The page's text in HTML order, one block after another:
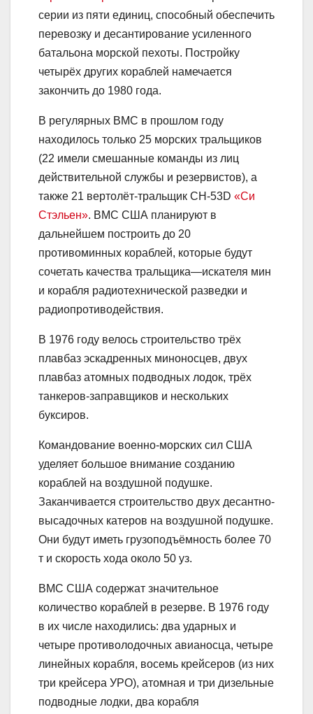
серии из пяти единиц, способный обеспечить
перевозку и десантирование усиленного
батальона морской пехоты. Постройку
четырёх других кораблей намечается
закончить до 1980 года.
В регулярных ВМС в прошлом году
находилось только 25 морских тральщиков
(22 имели смешанные команды из лиц
действительной службы и резервистов), а
также 21 вертолёт-тральщик CH-53D «Си
Стэльен». ВМС США планируют в
дальнейшем построить до 20
противоминных кораблей, которые будут
сочетать качества тральщика—искателя мин
и корабля радиотехнической разведки и
радиопротиводействия.
В 1976 году велось строительство трёх
плавбаз эскадренных миноносцев, двух
плавбаз атомных подводных лодок, трёх
танкеров-заправщиков и нескольких
буксиров.
Командование военно-морских сил США
уделяет большое внимание созданию
кораблей на воздушной подушке.
Заканчивается строительство двух десантно-
высадочных катеров на воздушной подушке.
Они будут иметь грузоподъёмность более 70
т и скорость хода около 50 уз.
ВМС США содержат значительное
количество кораблей в резерве. В 1976 году
в их числе находились: два ударных и
четыре противолодочных авианосца, четыре
линейных корабля, восемь крейсеров (из них
три крейсера УРО), атомная и три дизельные
подводные лодки, два корабля